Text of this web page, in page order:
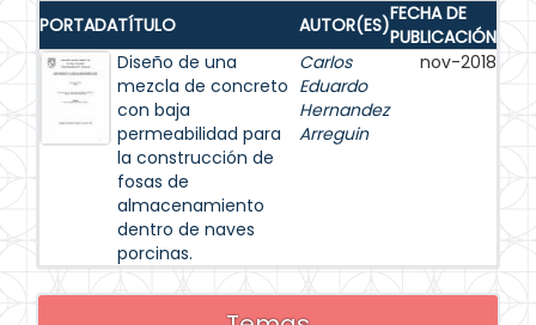
PORTADATÍTULO AUTOR(ES)FECHA DE
PUBLICACIÓN
Diseño de una
mezcla de concreto
con baja
permeabilidad para
la construcción de
fosas de
almacenamiento
dentro de naves
porcinas.
Carlos
Eduardo
Hernandez
Arreguin
nov-2018